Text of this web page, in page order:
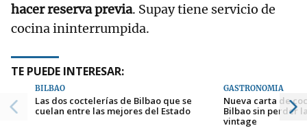
hacer reserva previa. Supay tiene servicio de
cocina ininterrumpida.
TE PUEDE INTERESAR:
BILBAO
Las dos coctelerías de Bilbao que se
cuelan entre las mejores del Estado
GASTRONOMÍA
Nueva carta de
Bilbao sin perder
vintage